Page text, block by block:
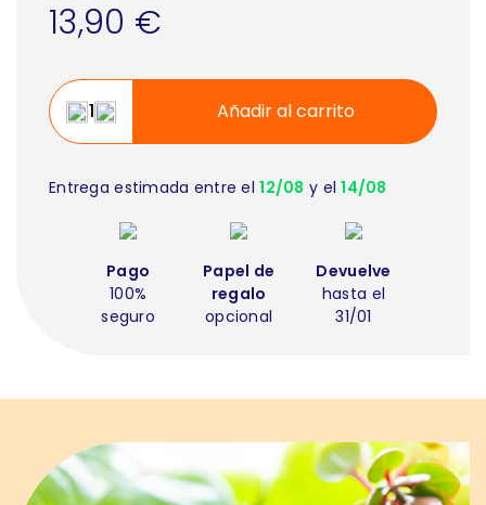
13,90 €
Añadir al carrito
Entrega estimada entre el12/08 y el14/08
Pago
100%
seguro
Papel de
regalo
opcional
Devuelve
hasta el
31/01